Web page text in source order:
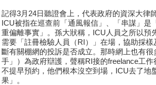
記得3月24日聽證會上，代表政府的資深大律
ICU被指在巡查前「通風報信」、「串謀」是
重偏離事實」。孫大狀稱，ICU人員之所以預
需要「註冊檢驗人員（RI）」在場，協助採樣
斷有關棚網的投訴是否成立。那時網上也有
手」）為政府辯護，聲稱RI接的freelance工
不提早預約，他們根本沒空到場，ICU去了地
果」。